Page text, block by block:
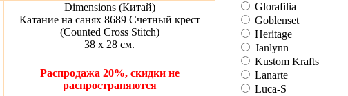
Dimensions (Китай)
Катание на санях 8689 Счетный крест
(Counted Cross Stitch)
38 х 28 см.
Распродажа 20%, скидки не
распространяются
Glorafilia
Goblenset
Heritage
Janlynn
Kustom Krafts
Lanarte
Luca-S